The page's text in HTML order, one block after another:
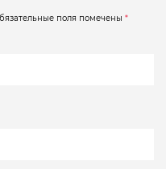
поля помечены *